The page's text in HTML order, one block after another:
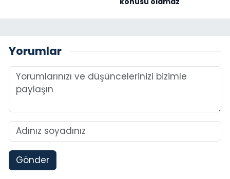
Yorumlar
Gönder